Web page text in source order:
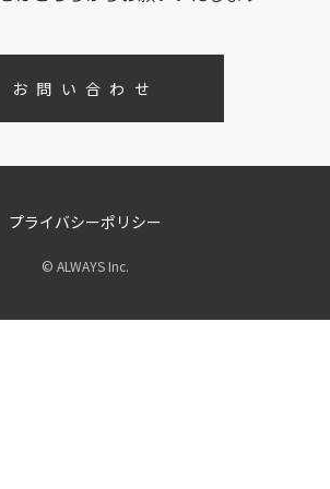
お問い合わせ
プライバシーポリシー
© ALWAYS Inc.